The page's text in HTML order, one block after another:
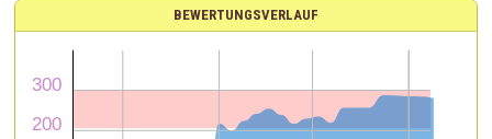
BEWERTUNGSVERLAUF